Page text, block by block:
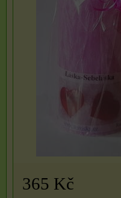
365 Kč